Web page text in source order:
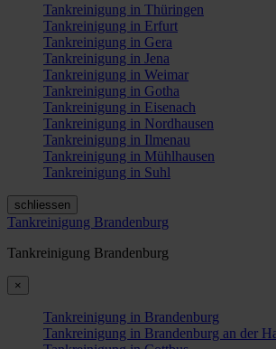
Tankreinigung in Thüringen
Tankreinigung in Erfurt
Tankreinigung in Gera
Tankreinigung in Jena
Tankreinigung in Weimar
Tankreinigung in Gotha
Tankreinigung in Eisenach
Tankreinigung in Nordhausen
Tankreinigung in Ilmenau
Tankreinigung in Mühlhausen
Tankreinigung in Suhl
schliessen
Tankreinigung Brandenburg
Tankreinigung Brandenburg
×
Tankreinigung in Brandenburg
Tankreinigung in Brandenburg an der